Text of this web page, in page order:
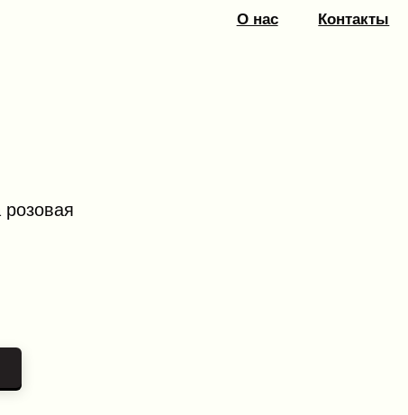
Контакты
розовая